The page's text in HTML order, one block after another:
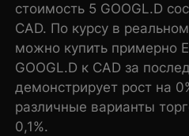
стоимость 5 GOOGL.D
CAD. По курсу в
можно купить примерно
GOOGL.D к CAD за
демонстрирует рост на
различные варианты
0,1%.